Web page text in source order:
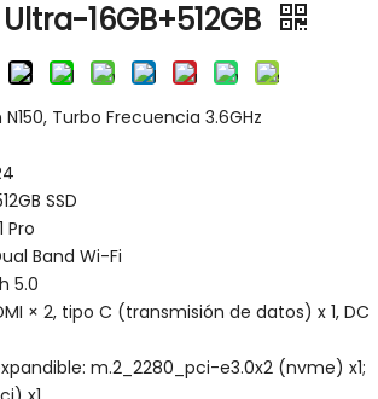
16GB+512GB
N150, Turbo Frecuencia 3.6GHz
SSD
Pro
Band Wi-Fi
5.0
× 2, tipo C (transmisión de datos) x 1, DC
m.2_2280_pci-e3.0x2 (nvme) x1;